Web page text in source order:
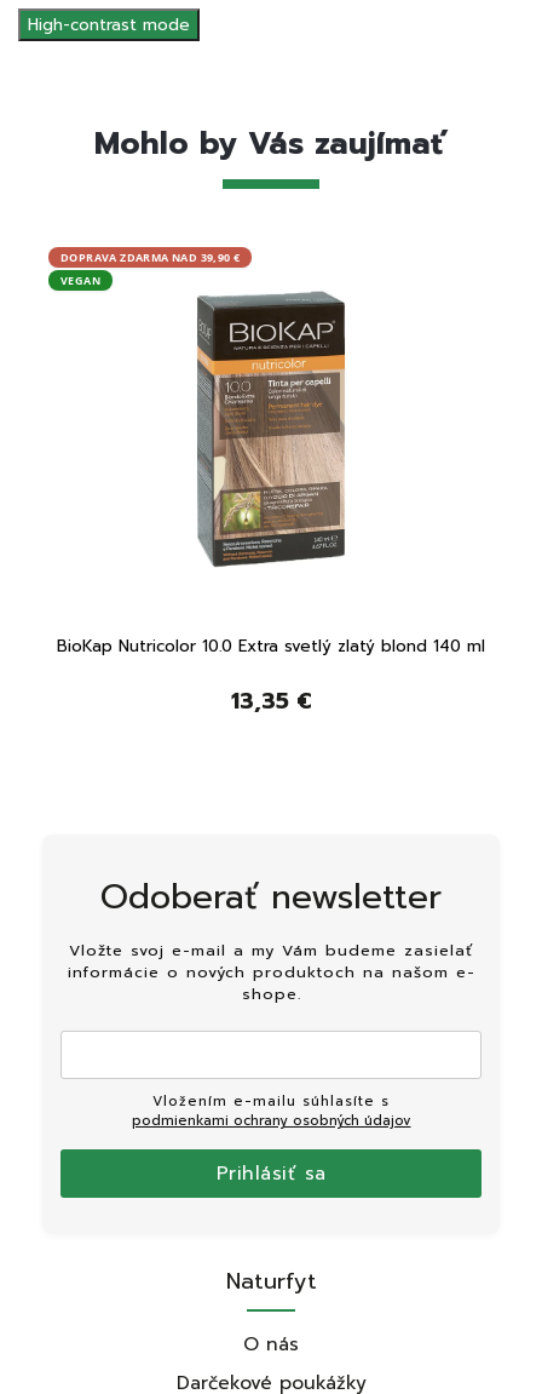
High-contrast mode
Mohlo by Vás zaujímať
DOPRAVA ZDARMA NAD 39,90 €
VEGAN
BioKap Nutricolor 10.0 Extra svetlý zlatý blond 140 ml
13,35 €
Odoberať newsletter
Vložte svoj e-mail a my Vám budeme zasielať
informácie o nových produktoch na našom e-
shope.
podmienkami ochrany osobných údajov
Prihlásiť sa
Naturfyt
O nás
Darčekové poukážky